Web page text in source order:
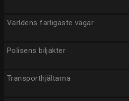
Världens farligaste vägar
Polisens biljakter
Transporthjältarna